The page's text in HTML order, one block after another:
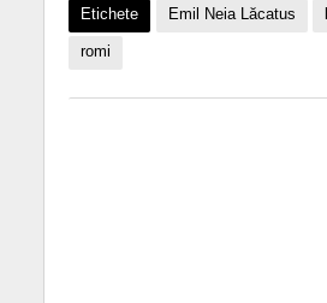
Etichete Emil Neia Lăcatus
romi